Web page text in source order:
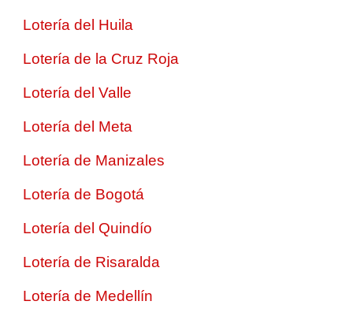
Lotería del Huila
Lotería de la Cruz Roja
Lotería del Valle
Lotería del Meta
Lotería de Manizales
Lotería de Bogotá
Lotería del Quindío
Lotería de Risaralda
Lotería de Medellín